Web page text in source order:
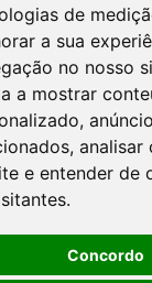
de
a sua
no nosso
a mostrar
analisar
e entender de
Concordo
profissional e
Boas-Vindas
HORECA e